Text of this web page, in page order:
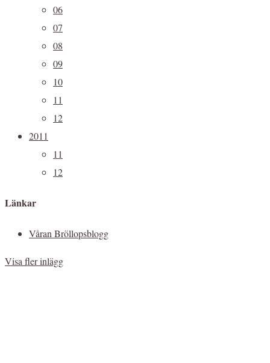
06
07
08
09
10
11
12
2011
11
12
Länkar
Våran Bröllopsblogg
Visa fler inlägg